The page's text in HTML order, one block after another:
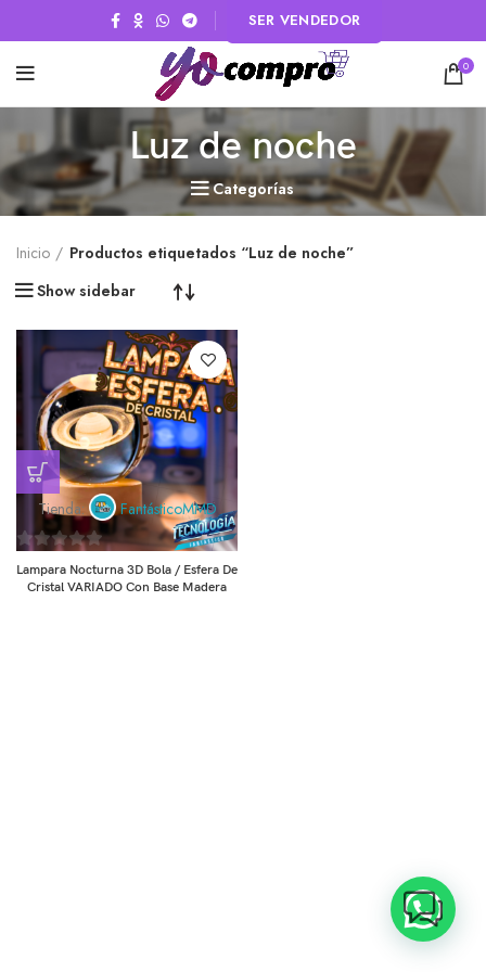
SER VENDEDOR
0
Luz de noche
Categorías
Inicio
Productos etiquetados “Luz de noche”
Show sidebar
Tienda: FantásticoMMD
de
Lampara Nocturna 3D Bola / Esfera De
Cristal VARIADO Con Base Madera